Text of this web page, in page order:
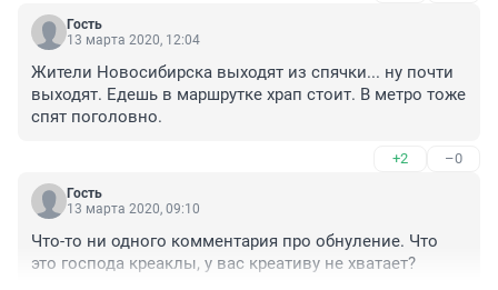
Гость
13 марта 2020, 12:04
Жители Новосибирска выходят из спячки... ну почти
выходят. Едешь в маршрутке храп стоит. В метро тоже
спят поголовно.
+2 –0
Гость
13 марта 2020, 09:10
Что-то ни одного комментария про обнуление. Что
это господа креаклы, у вас креативу не хватает?